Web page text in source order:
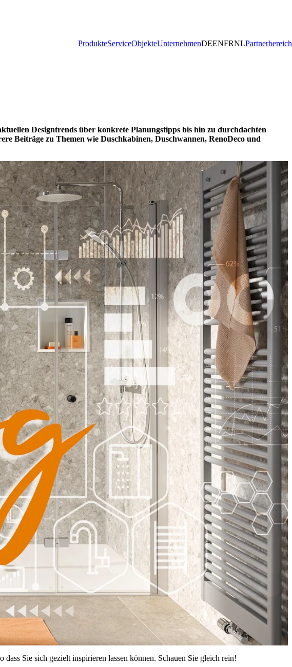
ProdukteServiceObjekteUnternehmenDEENFRNLPartnerbereich
Designtrends über konkrete Planungstipps bis hin zu durchdachten
Beiträge zu Themen wie Duschkabinen, Duschwannen, RenoDeco und
Sie sich gezielt inspirieren lassen können. Schauen Sie gleich rein!